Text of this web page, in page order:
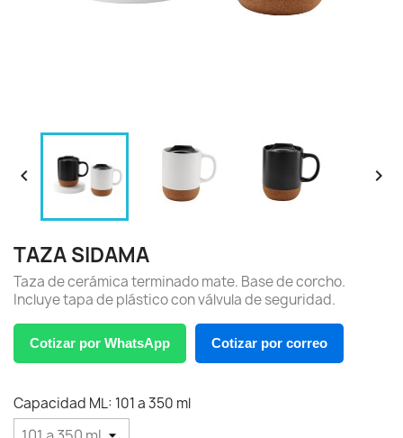
 
TAZA SIDAMA
Taza de cerámica terminado mate. Base de corcho.
Incluye tapa de plástico con válvula de seguridad.
Cotizar por WhatsApp Cotizar por correo
Capacidad ML: 101 a 350 ml